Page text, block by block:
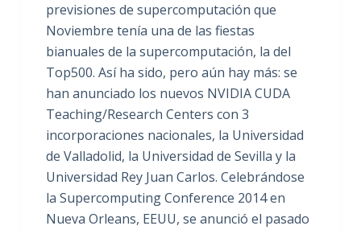
previsiones de supercomputación que
Noviembre tenía una de las fiestas
bianuales de la supercomputación, la del
Top500. Así ha sido, pero aún hay más: se
han anunciado los nuevos NVIDIA CUDA
Teaching/Research Centers con 3
incorporaciones nacionales, la Universidad
de Valladolid, la Universidad de Sevilla y la
Universidad Rey Juan Carlos. Celebrándose
la Supercomputing Conference 2014 en
Nueva Orleans, EEUU, se anunció el pasado